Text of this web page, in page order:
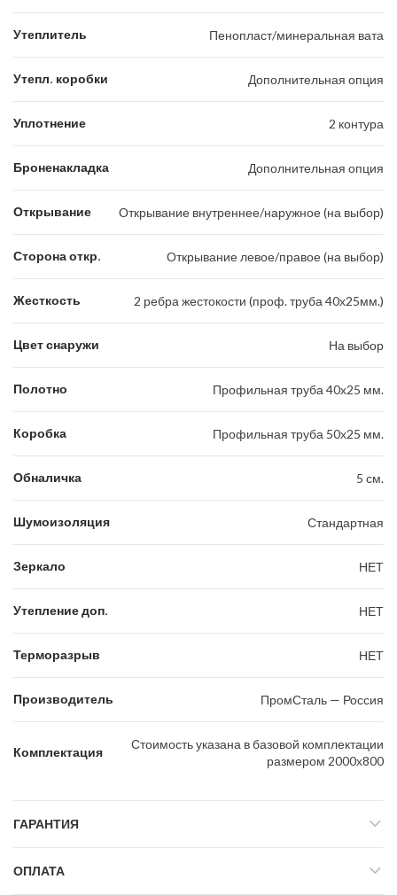
Утеплитель Пенопласт/минеральная вата
Утепл. коробки Дополнительная опция
Уплотнение 2 контура
Броненакладка Дополнительная опция
Открывание Открывание внутреннее/наружное (на выбор)
Сторона откр. Открывание левое/правое (на выбор)
Жесткость 2 ребра жестокости (проф. труба 40х25мм.)
Цвет снаружи На выбор
Полотно Профильная труба 40х25 мм.
Коробка Профильная труба 50х25 мм.
Обналичка 5 см.
Шумоизоляция Стандартная
Зеркало НЕТ
Утепление доп. НЕТ
Терморазрыв НЕТ
Производитель ПромСталь — Россия
Комплектация
Стоимость указана в базовой комплектации
размером 2000х800
ГАРАНТИЯ
ОПЛАТА